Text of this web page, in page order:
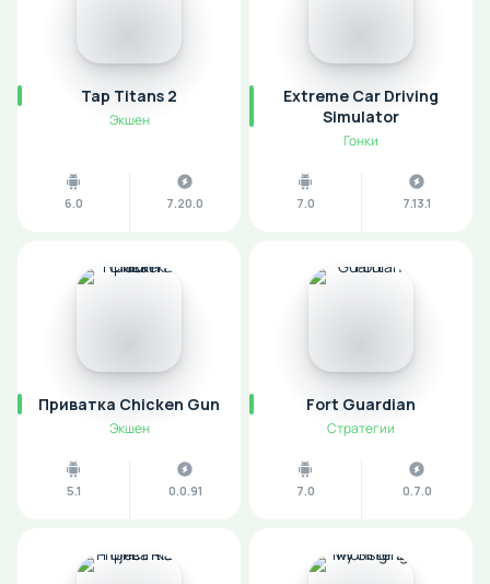
Tap Titans 2
Экшен
6.0 7.20.0
Extreme Car Driving
Simulator
Гонки
7.0 7.13.1
Приватка Chicken Gun
Экшен
5.1 0.0.91
Fort Guardian
Стратегии
7.0 0.7.0